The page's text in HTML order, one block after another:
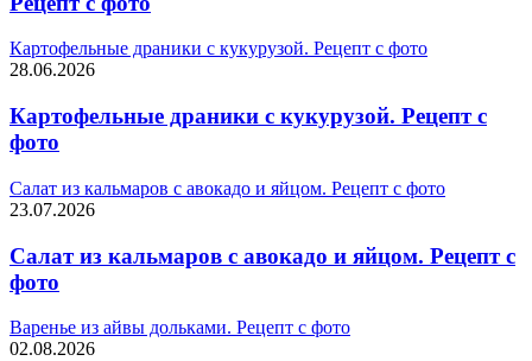
Картофельные драники с кукурузой. Рецепт с фото
28.06.2026
Картофельные драники с кукурузой. Рецепт с
фото
Салат из кальмаров с авокадо и яйцом. Рецепт с фото
23.07.2026
Салат из кальмаров с авокадо и яйцом. Рецепт с
фото
Варенье из айвы дольками. Рецепт с фото
02.08.2026